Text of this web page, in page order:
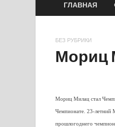
ГЛАВНАЯ
БЕЗ РУБРИКИ
Мориц
Мориц Милац стал
Чемпионате. 23-летний
прошлогоднего